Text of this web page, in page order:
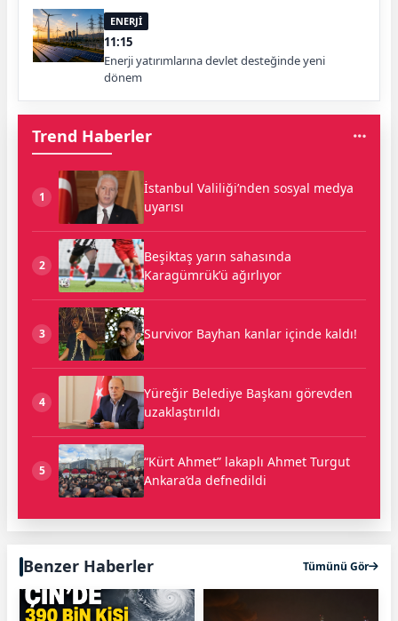
ENERJİ
11:15
Enerji yatırımlarına devlet desteğinde yeni
dönem
Trend Haberler
1
İstanbul Valiliği’nden sosyal medya
uyarısı
2
Beşiktaş yarın sahasında
Karagümrük’ü ağırlıyor
3 Survivor Bayhan kanlar içinde kaldı!
4
Yüreğir Belediye Başkanı görevden
uzaklaştırıldı
5
“Kürt Ahmet” lakaplı Ahmet Turgut
Ankara’da defnedildi
Benzer Haberler Tümünü Gör